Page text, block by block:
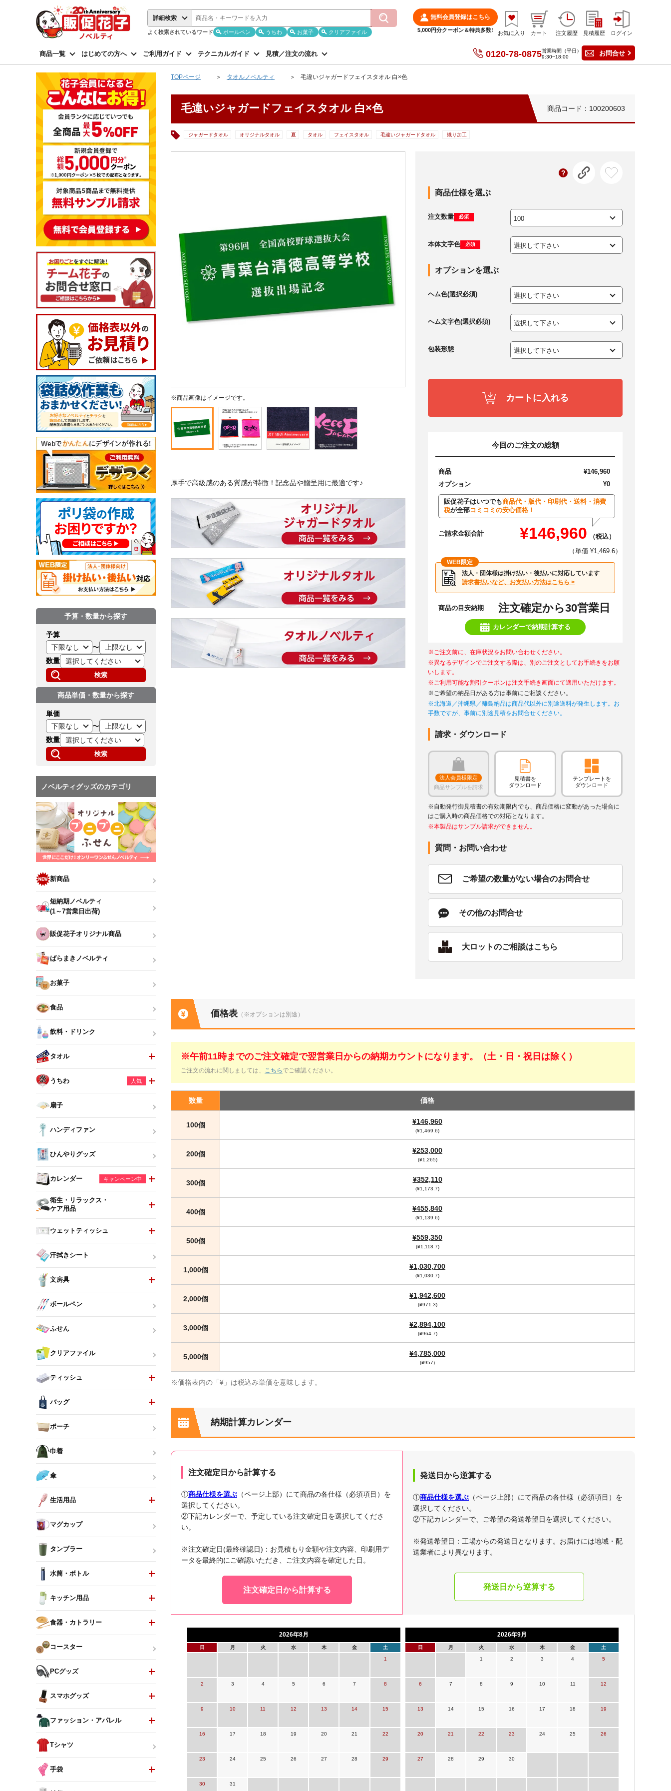
詳細検索
よく検索されているワード ボールペン うちわ お菓子 クリアファイル
無料会員登録はこちら
5,000円分クーポン＆特典多数! お気に入り カート 注文履歴 見積履歴 ログイン
商品一覧 はじめての方へ ご利用ガイド テクニカルガイド 見積／注文の流れ 0120-78-0875営業時間（平日）
9:30~18:00
お問合せ
TOPページ タオルノベルティ 毛違いジャガードフェイスタオル 白×色
毛違いジャガードフェイスタオル 白×色 商品コード：100200603
ジャガードタオル オリジナルタオル 夏 タオル フェイスタオル 毛違いジャガードタオル 織り加工
※商品画像はイメージです。
厚手で高級感のある質感が特徴！記念品や贈呈用に最適です♪
商品仕様を選ぶ
注文数量 必須
本体文字色 必須
オプションを選ぶ
ヘム色(選択必須)
ヘム文字色(選択必須)
包装形態
カートに入れる
今回のご注文の総額
商品
¥146,960
オプション
¥0
販促花子はいつでも商品代・版代・印刷代・送料・消費
税が全部コミコミの安心価格！
ご請求金額合計 ¥146,960
（税込）
（単価 ¥1,469.6）
WEB限定
法人・団体様は掛け払い・後払いに対応しています
請求書払いなど、お支払い方法はこちら >
商品の目安納期 注文確定から30営業日
カレンダーで納期計算する
※ご注文前に、在庫状況をお問い合わせください。
※異なるデザインでご注文する際は、別のご注文としてお手続きをお願
いします。
※ご利用可能な割引クーポンは注文手続き画面にて適用いただけます。
※ご希望の納品日がある方は事前にご相談ください。
※北海道／沖縄県／離島納品は商品代以外に別途送料が発生します。お
手数ですが、事前に別途見積をお問合せください。
請求・ダウンロード
法人会員様限定
商品サンプルを請求
見積書を
ダウンロード
テンプレートを
ダウンロード
※自動発行御見積書の有効期限内でも、商品価格に変動があった場合に
はご購入時の商品価格での対応となります。
※本製品はサンプル請求ができません。
質問・お問い合わせ
ご希望の数量がない場合のお問合せ
その他のお問合せ
大ロットのご相談はこちら
価格表 （※オプションは別途）
※午前11時までのご注文確定で翌営業日からの納期カウントになります。（土・日・祝日は除く）
ご注文の流れに関しましては、 こちら でご確認ください。
数量 価格
100個 ¥146,960
(¥1,469.6)
200個 ¥253,000
(¥1,265)
300個 ¥352,110
(¥1,173.7)
400個 ¥455,840
(¥1,139.6)
500個 ¥559,350
(¥1,118.7)
1,000個 ¥1,030,700
(¥1,030.7)
2,000個 ¥1,942,600
(¥971.3)
3,000個 ¥2,894,100
(¥964.7)
5,000個 ¥4,785,000
(¥957)
※価格表内の「¥」は税込み単価を意味します。
納期計算カレンダー
注文確定日から計算する
①商品仕様を選ぶ （ページ上部）にて商品の各仕様（必須項目）を
選択してください。
②下記カレンダーで、予定している注文確定日を選択してくださ
い。
※注文確定日(最終確認日)：お見積もり金額や注文内容、印刷用デ
ータを最終的にご確認いただき、ご注文内容を確定した日。
注文確定日から計算する
発送日から逆算する
①商品仕様を選ぶ （ページ上部）にて商品の各仕様（必須項目）を
選択してください。
②下記カレンダーで、ご希望の発送希望日を選択してください。
※発送希望日：工場からの発送日となります。お届けには地域・配
送業者により異なります。
発送日から逆算する
2026年8月
日 月 火 水 木 金 土
1
2 3 4 5 6 7 8
9 10 11 12 13 14 15
16 17 18 19 20 21 22
23 24 25 26 27 28 29
30 31
2026年9月
日 月 火 水 木 金 土
1 2 3 4 5
6 7 8 9 10 11 12
13 14 15 16 17 18 19
20 21 22 23 24 25 26
27 28 29 30
予算・数量から探す
予算
〜
数量
検索
商品単価・数量から探す
単価
〜
数量
検索
ノベルティグッズのカテゴリ
新商品
短納期ノベルティ
(1～7営業日出荷)
販促花子オリジナル商品
ばらまきノベルティ
お菓子
食品
飲料・ドリンク
タオル
うちわ 人気
扇子
ハンディファン
ひんやりグッズ
カレンダー キャンペーン中
衛生・リラックス・
ケア用品
ウェットティッシュ
汗拭きシート
文房具
ボールペン
ふせん
クリアファイル
ティッシュ
バッグ
ポーチ
巾着
傘
生活用品
マグカップ
タンブラー
水筒・ボトル
キッチン用品
食器・カトラリー
コースター
PCグッズ
スマホグッズ
ファッション・アパレル
Tシャツ
手袋